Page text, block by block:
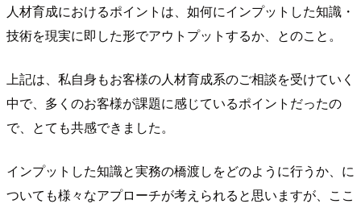
人材育成におけるポイントは、如何にインプットした知識・
技術を現実に即した形でアウトプットするか、とのこと。
上記は、私自身もお客様の人材育成系のご相談を受けていく
中で、多くのお客様が課題に感じているポイントだったの
で、とても共感できました。
インプットした知識と実務の橋渡しをどのように行うか、に
ついても様々なアプローチが考えられると思いますが、ここ